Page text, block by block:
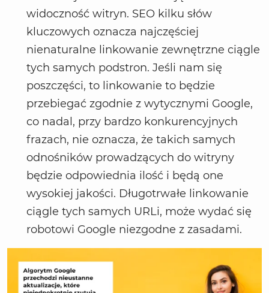
widoczność witryn. SEO kilku słów
kluczowych oznacza najczęściej
nienaturalne linkowanie zewnętrzne ciągle
tych samych podstron. Jeśli nam się
poszczęści, to linkowanie to będzie
przebiegać zgodnie z wytycznymi Google,
co nadal, przy bardzo konkurencyjnych
frazach, nie oznacza, że takich samych
odnośników prowadzących do witryny
będzie odpowiednia ilość i będą one
wysokiej jakości. Długotrwałe linkowanie
ciągle tych samych URLi, może wydać się
robotowi Google niezgodne z zasadami.